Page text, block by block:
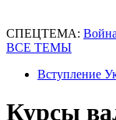
СПЕЦТЕМА:
ВСЕ ТЕМЫ
Вступление
Курсы